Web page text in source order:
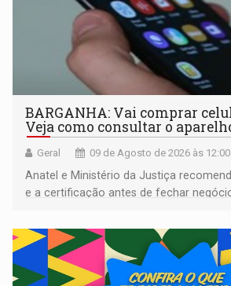
BARGANHA: Vai comprar
Veja como consultar o
Geral 09 de Agosto de 2026 às 12:00
Anatel e Ministério da Justiça
e a certificação antes de fechar